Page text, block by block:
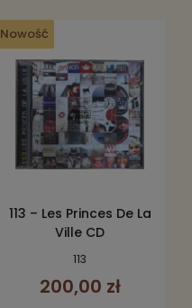
Nowość
113 – Les Princes De La
Ville CD
113
200,00 zł